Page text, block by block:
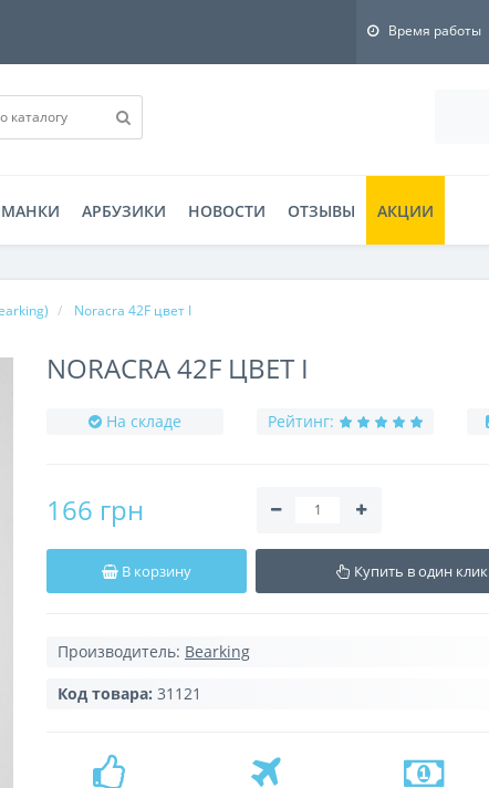
Время работы
АРБУЗИКИ НОВОСТИ ОТЗЫВЫ АКЦИИ
Noracra 42F цвет I
NORACRA 42F ЦВЕТ I
На складе Рейтинг:
166 грн
В корзину Купить в один клик
Производитель: Bearking
Код товара: 31121